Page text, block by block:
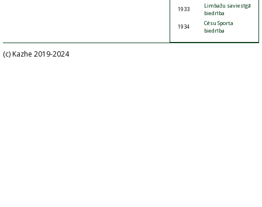
1933
Limbažu saviesīgā
biedrība
1934
Cēsu Sporta
biedrība
(c) Kazhe 2019-2024